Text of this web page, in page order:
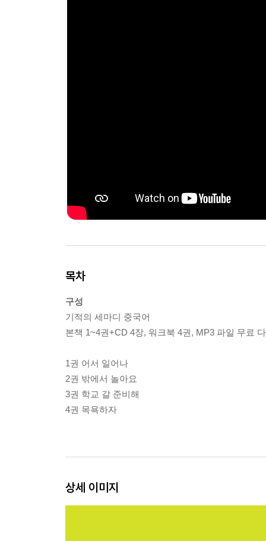
목차
구성
기적의 세마디 중국어
본책 1~4권+CD 4장, 워크북 4권, MP3 파일 무료
1권 어서 일어나
2권 밖에서 놀아요
3권 학교 갈 준비해
4권 목욕하자
상세 이미지